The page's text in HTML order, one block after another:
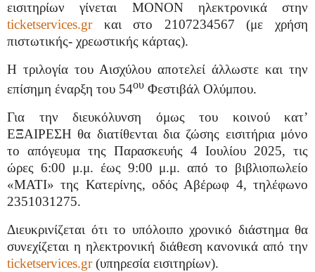
εισιτηρίων γίνεται ΜΟΝΟΝ ηλεκτρονικά στην
ticketservices.grκαι στο 2107234567 (με χρήση
πιστωτικής- χρεωστικής κάρτας).
Η τριλογία του Αισχύλου αποτελεί άλλωστε και την
επίσημη έναρξη του 54ου Φεστιβάλ Ολύμπου.
Για την διευκόλυνση όμως του κοινού κατ’
ΕΞΑΙΡΕΣΗ θα διατίθενται δια ζώσης εισιτήρια μόνο
το απόγευμα της Παρασκευής 4 Ιουλίου 2025, τις
ώρες 6:00 μ.μ. έως 9:00 μ.μ. από το βιβλιοπωλείο
«ΜΑΤΙ» της Κατερίνης, οδός Αβέρωφ 4, τηλέφωνο
2351031275.
Διευκρινίζεται ότι το υπόλοιπο χρονικό διάστημα θα
συνεχίζεται η ηλεκτρονική διάθεση κανονικά από την
ticketservices.gr(υπηρεσία εισιτηρίων).